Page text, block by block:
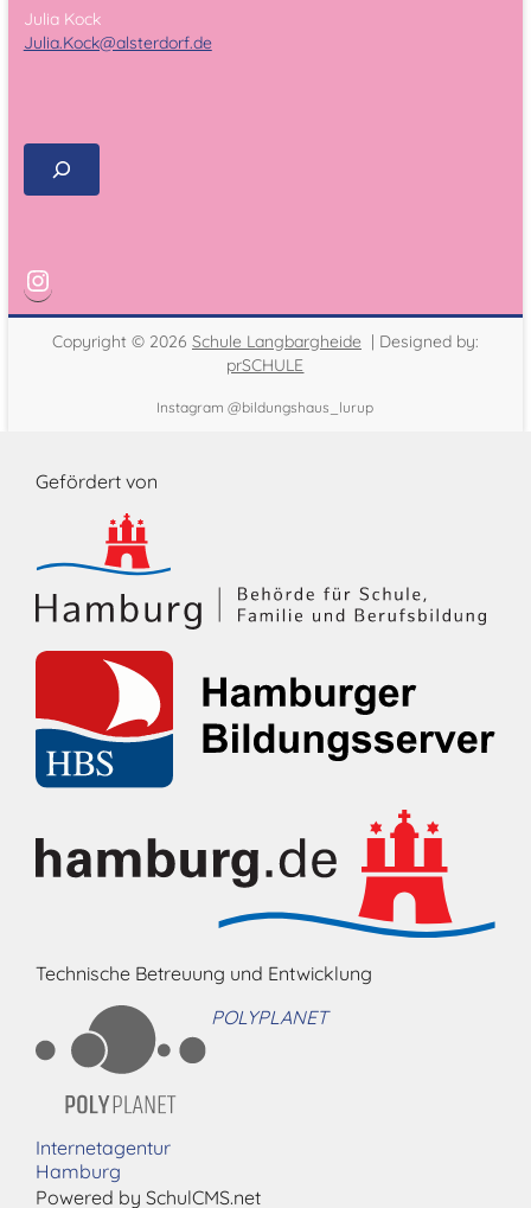
Julia Kock
Julia.Kock@alsterdorf.de
Copyright © 2026 Schule Langbargheide | Designed by:
prSCHULE
Instagram @bildungshaus_lurup
Gefördert von
Technische Betreuung und Entwicklung
POLYPLANET
Internetagentur
Hamburg
Powered by SchulCMS.net